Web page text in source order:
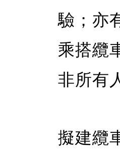
驗；亦
乘搭纜
非所有
擬建纜